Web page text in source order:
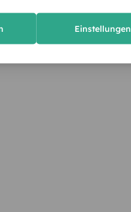
Einstellungen